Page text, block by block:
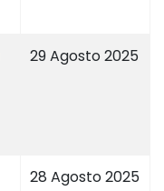
29 Agosto 2025
28 Agosto 2025